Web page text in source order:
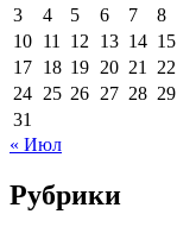
3
4 5 6 7 8
10 11 12 13 14 15
17 18 19 20 21 22
24 25 26 27 28 29
31
« Июл
Рубрики